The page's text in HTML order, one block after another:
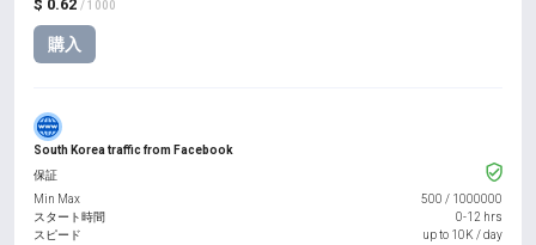
$ 0.62 / 1000
購入
South Korea traffic from Facebook
保証
Min Max
500 / 1000000
スタート時間
0-12 hrs
スピード
up to 10K / day